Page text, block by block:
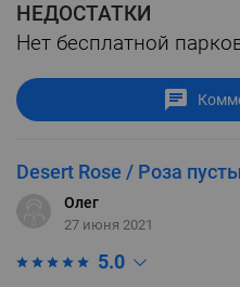
НЕДОСТАТКИ
Нет бесплатной
Desert Rose / Роза
Олег
27 июня 2021
5.0